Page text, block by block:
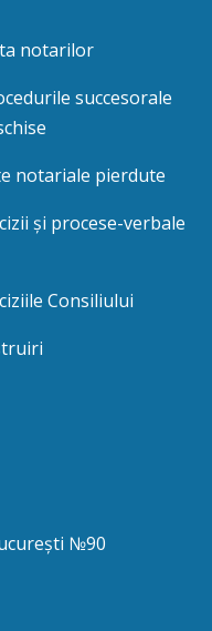
notarilor
succesorale
notariale pierdute
și procese-verbale
Consiliului
№90